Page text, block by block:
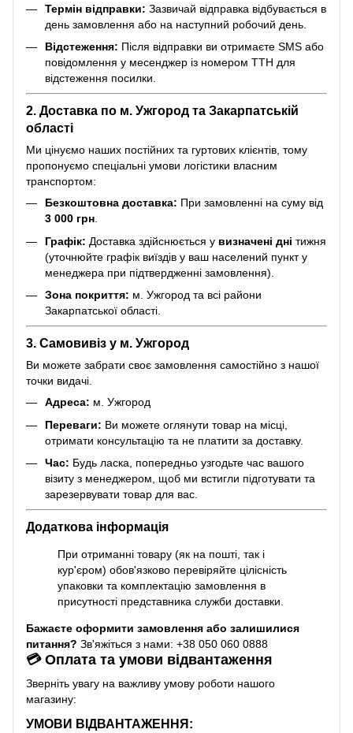
Термін відправки: Зазвичай відправка відбувається в
день замовлення або на наступний робочий день.
Відстеження: Після відправки ви отримаєте SMS або
повідомлення у месенджер із номером ТТН для
відстеження посилки.
2. Доставка по м. Ужгород та Закарпатській
області
Ми цінуємо наших постійних та гуртових клієнтів, тому
пропонуємо спеціальні умови логістики власним
транспортом:
Безкоштовна доставка: При замовленні на суму від
3 000 грн.
Графік: Доставка здійснюється у визначені дні тижня
(уточнюйте графік виїздів у ваш населений пункт у
менеджера при підтвердженні замовлення).
Зона покриття: м. Ужгород та всі райони
Закарпатської області.
3. Самовивіз у м. Ужгород
Ви можете забрати своє замовлення самостійно з нашої
точки видачі.
Адреса: м. Ужгород
Переваги: Ви можете оглянути товар на місці,
отримати консультацію та не платити за доставку.
Час: Будь ласка, попередньо узгодьте час вашого
візиту з менеджером, щоб ми встигли підготувати та
зарезервувати товар для вас.
Додаткова інформація
При отриманні товару (як на пошті, так і
кур'єром) обов'язково перевіряйте цілісність
упаковки та комплектацію замовлення в
присутності представника служби доставки.
Бажаєте оформити замовлення або залишилися
питання? Зв'яжіться з нами: +38 050 060 0888
💳 Оплата та умови відвантаження
Зверніть увагу на важливу умову роботи нашого
магазину:
УМОВИ ВІДВАНТАЖЕННЯ: